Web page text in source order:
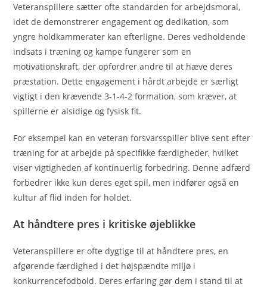
Veteranspillere sætter ofte standarden for arbejdsmoral,
idet de demonstrerer engagement og dedikation, som
yngre holdkammerater kan efterligne. Deres vedholdende
indsats i træning og kampe fungerer som en
motivationskraft, der opfordrer andre til at hæve deres
præstation. Dette engagement i hårdt arbejde er særligt
vigtigt i den krævende 3-1-4-2 formation, som kræver, at
spillerne er alsidige og fysisk fit.
For eksempel kan en veteran forsvarsspiller blive sent efter
træning for at arbejde på specifikke færdigheder, hvilket
viser vigtigheden af kontinuerlig forbedring. Denne adfærd
forbedrer ikke kun deres eget spil, men indfører også en
kultur af flid inden for holdet.
At håndtere pres i kritiske øjeblikke
Veteranspillere er ofte dygtige til at håndtere pres, en
afgørende færdighed i det højspændte miljø i
konkurrencefodbold. Deres erfaring gør dem i stand til at